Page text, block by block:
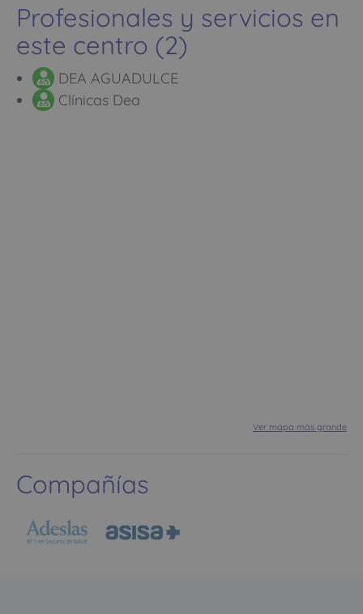
Profesionales y servicios en
este centro (2)
DEA AGUADULCE
Clínicas Dea
Ver mapa más grande
Compañías